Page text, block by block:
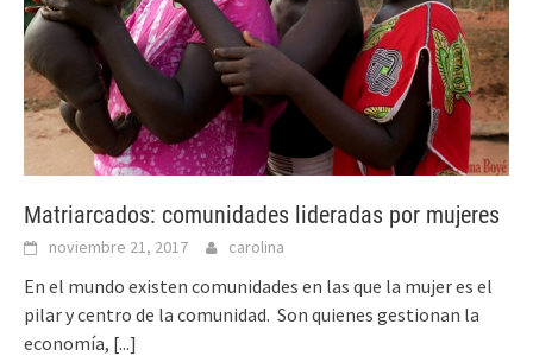
Matriarcados: comunidades lideradas por mujeres
noviembre 21, 2017 carolina
En el mundo existen comunidades en las que la mujer es el
pilar y centro de la comunidad. Son quienes gestionan la
economía, [...]